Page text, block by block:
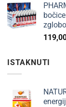
ISTAKNUTI